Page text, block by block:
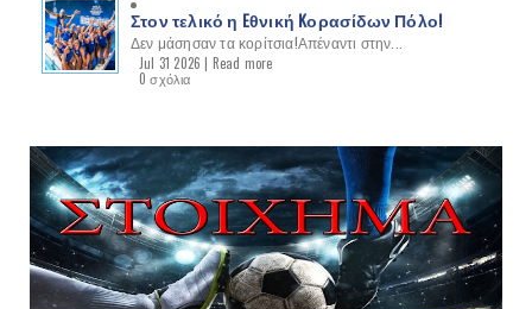
Στον τελικό η Eθνική Kορασίδων Πόλο!
Δεν μάσησαν τα κορίτσια!Απέναντι στην...
Jul 31 2026 | Read more
0 σχόλια